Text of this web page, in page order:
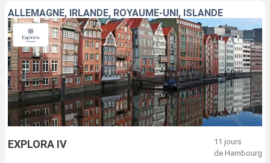
ALLEMAGNE, IRLANDE, ROYAUME-UNI, ISLANDE
EXPLORA IV
11 jours
de Hambourg